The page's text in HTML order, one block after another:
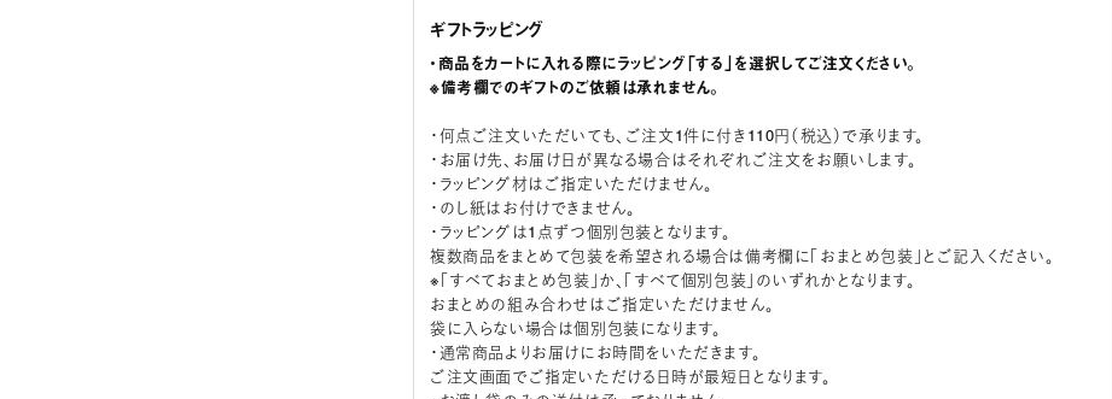
ギフトラッピング
・商品をカートに入れる際にラッピング「する」を選択してご注文ください。
※備考欄でのギフトのご依頼は承れません。
・何点ご注文いただいても、ご注文1件に付き110円（税込）で承ります。
・お届け先、お届け日が異なる場合はそれぞれご注文をお願いします。
・ラッピング材はご指定いただけません。
・のし紙はお付けできません。
・ラッピングは1点ずつ個別包装となります。
複数商品をまとめて包装を希望される場合は備考欄に「おまとめ包装」とご記入ください。
※「すべておまとめ包装」か、「すべて個別包装」のいずれかとなります。
おまとめの組み合わせはご指定いただけません。
袋に入らない場合は個別包装になります。
・通常商品よりお届けにお時間をいただきます。
ご注文画面でご指定いただける日時が最短日となります。